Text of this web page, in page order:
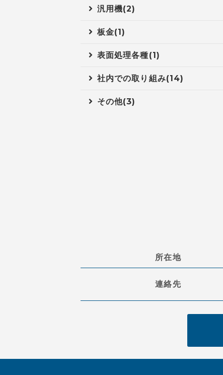
汎用機(2)
板金(1)
表面処理各種(1)
社内での取り組み(14)
その他(3)
所在地
連絡先